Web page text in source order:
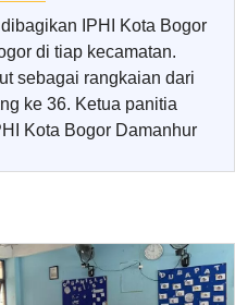
IPHI Kota Bogor
di tiap kecamatan.
sebagai rangkaian dari
ke 36. Ketua panitia
Kota Bogor Damanhur